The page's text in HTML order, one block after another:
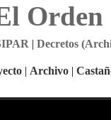
Orden
| Decretos
| Archivo |